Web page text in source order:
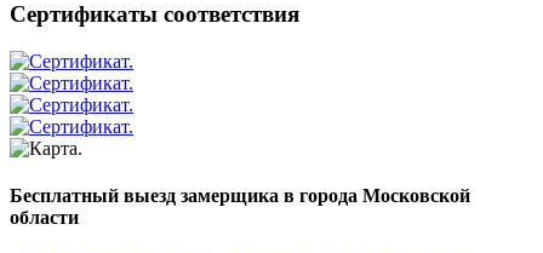
Сертификаты соответствия
Бесплатный выезд замерщика в города Московской
области